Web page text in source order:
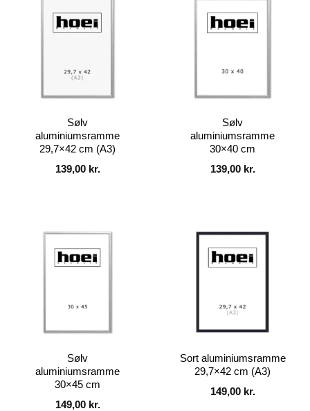
Sølv
aluminiumsramme
29,7×42 cm (A3)
139,00 kr.
Sølv
aluminiumsramme
30×40 cm
139,00 kr.
Sølv
aluminiumsramme
30×45 cm
149,00 kr.
Sort aluminiumsramme
29,7×42 cm (A3)
149,00 kr.